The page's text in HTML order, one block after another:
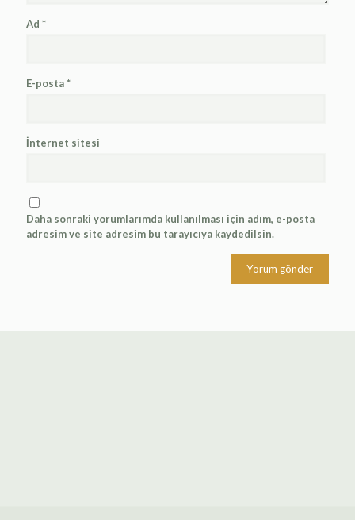
Ad *
E-posta*
İnternet sitesi
Daha sonraki yorumlarımda kullanılması için adım, e-posta
adresim ve site adresim bu tarayıcıya kaydedilsin.